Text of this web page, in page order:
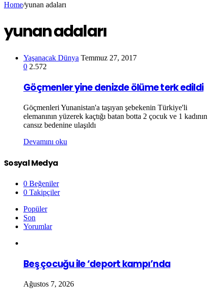
Home/yunan adaları
yunan adaları
Yaşanacak Dünya Temmuz 27, 2017
0 2.572
Göçmenler yine denizde ölüme terk edildi
Göçmenleri Yunanistan'a taşıyan şebekenin Türkiye'li
elemanının yüzerek kaçtığı batan botta 2 çocuk ve 1 kadının
cansız bedenine ulaşıldı
Devamını oku
Sosyal Medya
0 Beğeniler
0 Takipçiler
Popüler
Son
Yorumlar
Beş çocuğu ile ‘deport kampı’nda
Ağustos 7, 2026